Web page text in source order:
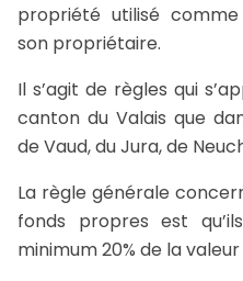
propriété utilisé
son propriétaire.
Il s’agit de règles qui
canton du Valais que
de Vaud, du Jura, de
La règle générale
fonds propres est
minimum 20% de la